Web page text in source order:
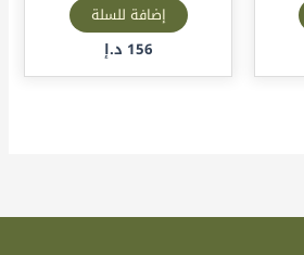
إضافة للسلة
156 د.إ